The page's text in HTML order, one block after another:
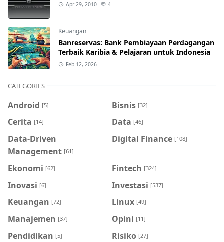
Apr 29, 2010 4
Keuangan
Banreservas: Bank Pembiayaan Perdagangan
Terbaik Karibia & Pelajaran untuk Indonesia
Feb 12, 2026
CATEGORIES
Android [5] Bisnis [32]
Cerita [14] Data [46]
Data-Driven
Management [61]
Digital Finance [108]
Ekonomi [62] Fintech [324]
Inovasi [6] Investasi [537]
Keuangan [72] Linux [49]
Manajemen [37] Opini [11]
Pendidikan [5] Risiko [27]